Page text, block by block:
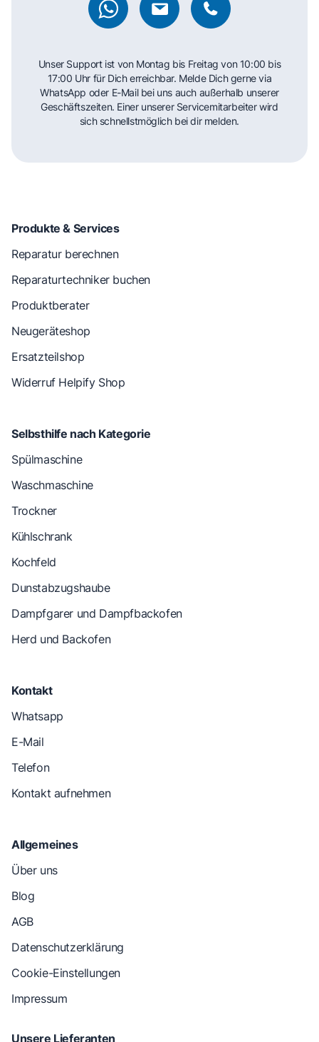
Unser Support ist von Montag bis Freitag von 10:00 bis
17:00 Uhr für Dich erreichbar. Melde Dich gerne via
WhatsApp oder E-Mail bei uns auch außerhalb unserer
Geschäftszeiten. Einer unserer Servicemitarbeiter wird
sich schnellstmöglich bei dir melden.
Produkte & Services
Reparatur berechnen
Reparaturtechniker buchen
Produktberater
Neugeräteshop
Ersatzteilshop
Widerruf Helpify Shop
Selbsthilfe nach Kategorie
Spülmaschine
Waschmaschine
Trockner
Kühlschrank
Kochfeld
Dunstabzugshaube
Dampfgarer und Dampfbackofen
Herd und Backofen
Kontakt
Whatsapp
E-Mail
Telefon
Kontakt aufnehmen
Allgemeines
Über uns
Blog
AGB
Datenschutzerklärung
Cookie-Einstellungen
Impressum
Unsere Lieferanten